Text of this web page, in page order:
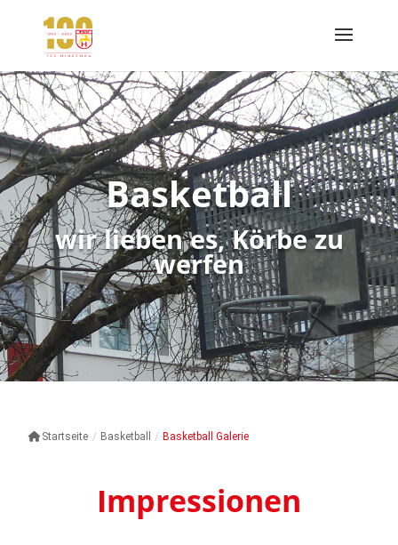
Basketball
wir lieben es, Körbe zu
werfen
Startseite / Basketball / Basketball Galerie
Impressionen